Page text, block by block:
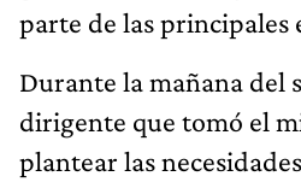
parte de las principales
Durante la mañana del
dirigente que tomó el
plantear las